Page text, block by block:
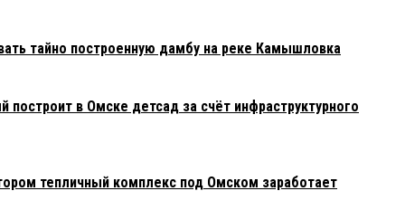
тайно построенную дамбу на реке Камышловка
в Омске детсад за счёт инфраструктурного
тепличный комплекс под Омском заработает